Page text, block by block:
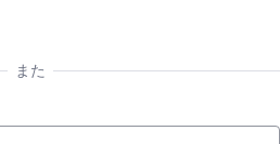
また